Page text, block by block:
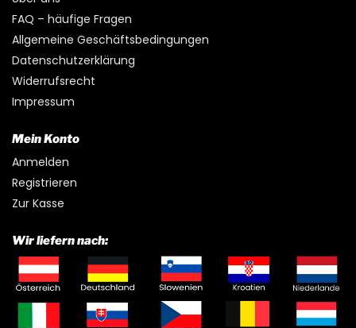
FAQ – häufige Fragen
Allgemeine Geschäftsbedingungen
Datenschutzerklärung
Widerrufsrecht
Impressum
Mein Konto
Anmelden
Registrieren
Zur Kasse
Wir liefern nach: